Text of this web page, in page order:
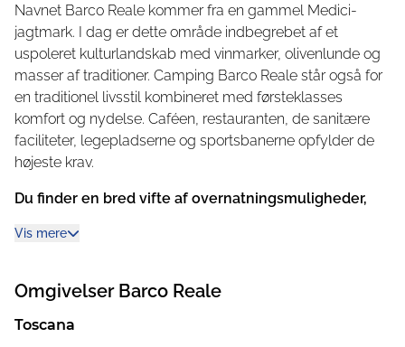
Navnet Barco Reale kommer fra en gammel Medici-
jagtmark. I dag er dette område indbegrebet af et
uspoleret kulturlandskab med vinmarker, olivenlunde og
masser af traditioner. Camping Barco Reale står også for
en traditionel livsstil kombineret med førsteklasses
komfort og nydelse. Caféen, restauranten, de sanitære
faciliteter, legepladserne og sportsbanerne opfylder de
højeste krav.
Du finder en bred vifte af overnatningsmuligheder,
familier. Du kan vælge mellem et safaritelt, et mobilhome
eller en smuk plads midt i Toscana.
Vis mere
Omgivelser Barco Reale
Toscana